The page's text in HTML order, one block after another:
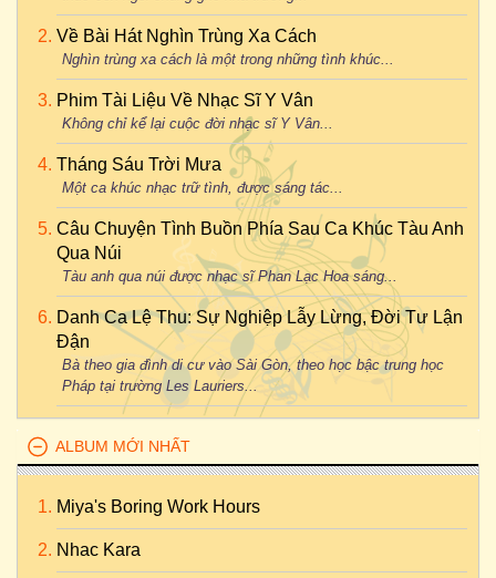
Về Bài Hát Nghìn Trùng Xa Cách
Nghìn trùng xa cách là một trong những tình khúc...
Phim Tài Liệu Về Nhạc Sĩ Y Vân
Không chỉ kể lại cuộc đời nhạc sĩ Y Vân...
Tháng Sáu Trời Mưa
Một ca khúc nhạc trữ tình, được sáng tác...
Câu Chuyện Tình Buồn Phía Sau Ca Khúc Tàu Anh
Qua Núi
Tàu anh qua núi được nhạc sĩ Phan Lạc Hoa sáng...
Danh Ca Lệ Thu: Sự Nghiệp Lẫy Lừng, Đời Tư Lận
Đận
Bà theo gia đình di cư vào Sài Gòn, theo học bậc trung học
Pháp tại trường Les Lauriers...
ALBUM MỚI NHẤT
Miya's Boring Work Hours
Nhac Kara